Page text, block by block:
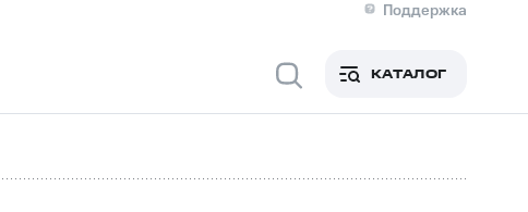
Поддержка
Медиа-центр
Новости в регионе
и аудитРынок акций
КАТАЛОГ